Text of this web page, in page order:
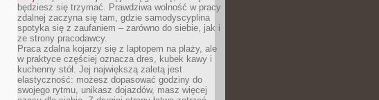
będziesz się trzymać. Prawdziwa wolność w pracy
zdalnej zaczyna się tam, gdzie samodyscyplina
spotyka się z zaufaniem – zarówno do siebie, jak i
ze strony pracodawcy.
Praca zdalna kojarzy się z laptopem na plaży, ale
w praktyce częściej oznacza dres, kubek kawy i
kuchenny stół. Jej największą zaletą jest
elastyczność: możesz dopasować godziny do
swojego rytmu, unikasz dojazdów, masz więcej